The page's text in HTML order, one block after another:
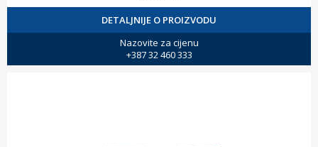
DETALJNIJE O PROIZVODU
Nazovite za cijenu
+387 32 460 333